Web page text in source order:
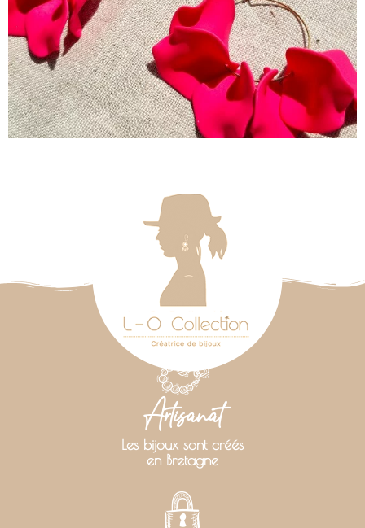
Artisanat
Les bijoux sont créés
en Bretagne